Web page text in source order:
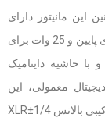
این مانیتور دارای
آمپلی فایر کلاس A/B با توان 40 وات برای فرکانس‌های پایین و 25 وات برای
با حاشیه داینامیک
معمولی، این
سیستم برتری محسوسی دارد. علاوه بر این، ورودی ترکیبی بالانس XLR±1/4